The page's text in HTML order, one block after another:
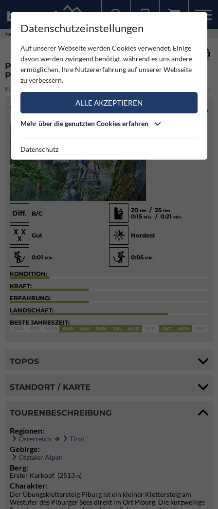
Touren Piburg Übungs-Klettersteig - Piburgersee
PIBURG ÜBUNGS-KLETTERSTEIG -
PIBURGERSEE
KLETTERSTEIG
TOURENINFO
Diff. B/C 20 Hm / 25 Hm
0:15 Min. / 0:21 Min.
Gut Nordost
0:01 Min. 0:05 Min.
KONDITION:
KRAFT:
ERFAHRUNG:
LANDSCHAFT:
BESTE JAHRESZEIT:
APR MAI JUN JUL AUG OKT NOV
TOPOS
STANDORT / KARTE
TOURENBESCHREIBUNG
Regionen:
Österreich Tirol
Gebirge:
Ötztaler Alpen
Berg:
Erster Karkopf (2513 m)
Charakter:
Der Übungsklettersteig Piburg ist ein kleiner Klettersteig am
Westufer des Piburger Sees direkt im Ort Piburg. Die kurzweilige
Datenschutzeinstellungen
Auf unserer Webseite werden Cookies verwendet. Einige
davon werden zwingend benötigt, während es uns andere
ermöglichen, Ihre Nutzererfahrung auf unserer Webseite
zu verbessern.
ALLE AKZEPTIEREN
Mehr über die genutzten Cookies erfahren
Datenschutz